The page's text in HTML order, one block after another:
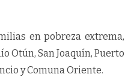
en pobreza extrema,
Otún, San Joaquín, Puerto
y Comuna Oriente.